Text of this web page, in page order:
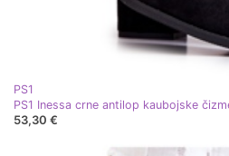
PS1
PS1 Inessa crne antilop kaubojske
53,30 €